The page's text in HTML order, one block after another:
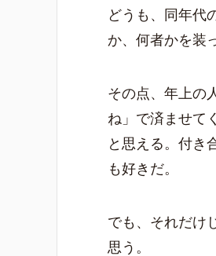
どうも、同年代
か、何者かを装
その点、年上の
ね」で済ませて
と思える。付き
も好きだ。
でも、それだけ
思う。